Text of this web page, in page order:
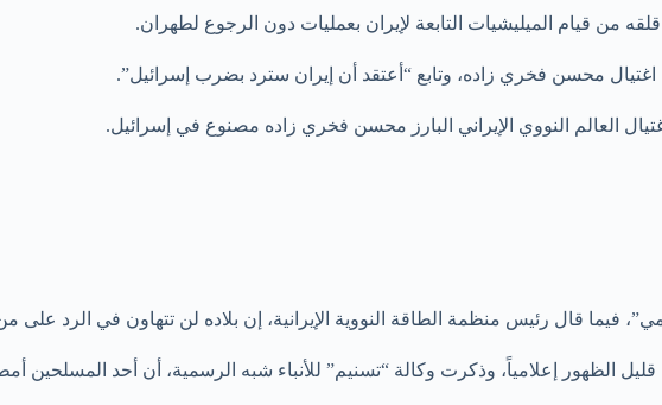
من قيام الميليشيات التابعة لإيران بعمليات دون الرجوع لطهران.
محسن فخري زاده، وتابع “أعتقد أن إيران سترد بضرب إسرائيل”.
فيما قال رئيس منظمة الطاقة النووية الإيرانية، إن بلاده لن تتهاون في الرد على
الغامض الذي كان قليل الظهور إعلامياً، وذكرت وكالة “تسنيم” للأنباء شبه الرسمية، أن أحد